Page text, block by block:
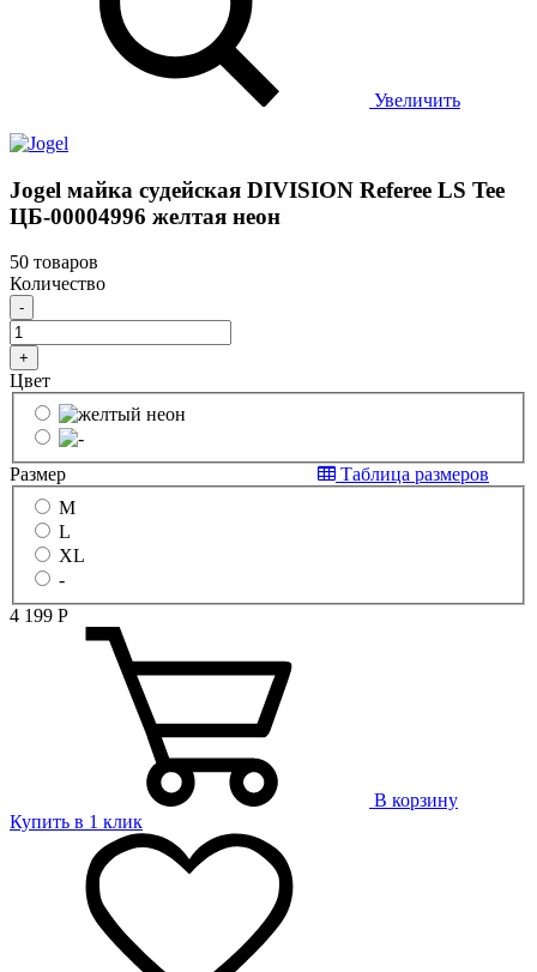
Увеличить
Jogel майка судейская DIVISION Referee LS Tee
ЦБ-00004996 желтая неон
50 товаров
Количество
-
+
Цвет
Размер
Таблица размеров
M
L
XL
-
4 199 Р
В корзину
Купить в 1 клик